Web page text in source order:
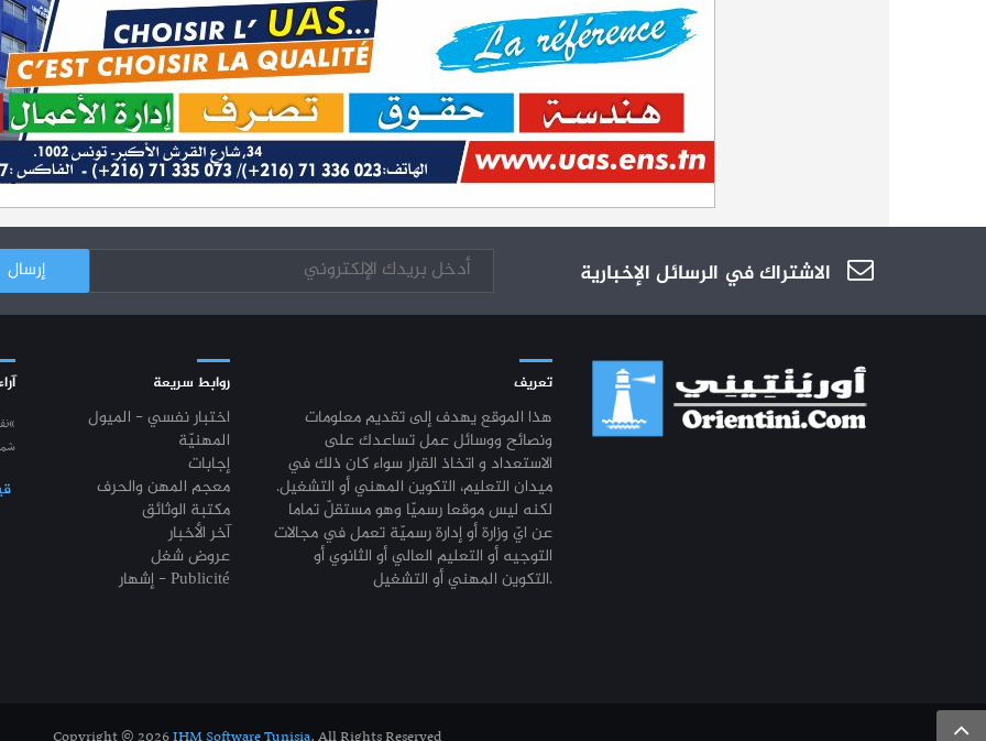
الاشتراك في الرسائل الإخبارية
تعريف
هذا الموقع يهدف إلى تقديم معلومات
ونصائح ووسائل عمل تساعدك على
الاستعداد و اتخاذ القرار سواء كان ذلك في
ميدان التعليم، التكوين المهني أو التشغيل.
لكنه ليس موقعا رسميّا وهو مستقلّ تماما
عن ايّ وزارة أو إدارة رسميّة تعمل في مجالات
التوجيه أو التعليم العالي أو الثانوي أو
التكوين المهني أو التشغيل.
روابط سريعة
اختبار نفسي - الميول
المهنيّة
إجابات
معجم المهن والحرف
مكتبة الوثائق
آخر الأخبار
عروض شغل
إشهار - Publicité